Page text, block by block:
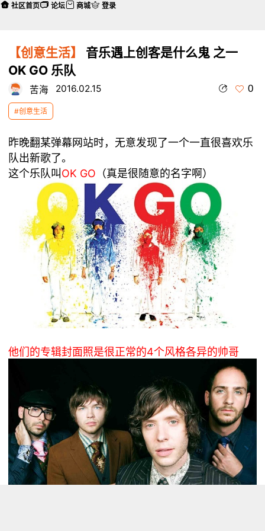
【创意生活】
音乐遇上创客是什么鬼 之一
OK GO 乐队
苦海 2016.02.15 0
#创意生活
昨晚翻某弹幕网站时，无意发现了一个一直很喜欢乐
队出新歌了。
这个乐队叫OK GO （真是很随意的名字啊）
他们的专辑封面照是很正常的4个风格各异的帅哥
社区首页 论坛 商城 登录